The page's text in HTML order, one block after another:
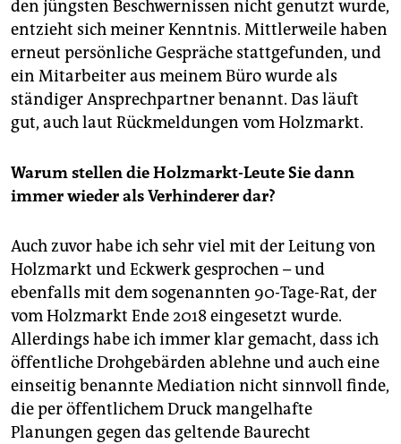
den jüngsten Beschwernissen nicht genutzt wurde,
entzieht sich meiner Kenntnis. Mittlerweile haben
erneut persönliche Gespräche stattgefunden, und
ein Mitarbeiter aus meinem Büro wurde als
ständiger Ansprechpartner benannt. Das läuft
gut, auch laut Rückmeldungen vom Holzmarkt.
Warum stellen die Holzmarkt-Leute Sie dann
immer wieder als Verhinderer dar?
Auch zuvor habe ich sehr viel mit der Leitung von
Holzmarkt und Eckwerk gesprochen – und
ebenfalls mit dem sogenannten 90-Tage-Rat, der
vom Holzmarkt Ende 2018 eingesetzt wurde.
Allerdings habe ich immer klar gemacht, dass ich
öffentliche Drohgebärden ablehne und auch eine
einseitig benannte Mediation nicht sinnvoll finde,
die per öffentlichem Druck mangelhafte
Planungen gegen das geltende Baurecht